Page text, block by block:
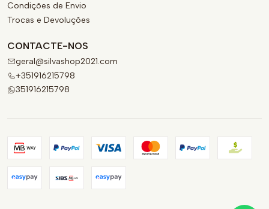
Condições de Envio
Trocas e Devoluções
CONTACTE-NOS
geral@silvashop2021.com
+351916215798
351916215798